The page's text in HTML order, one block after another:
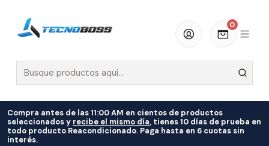
0
Compra antes de las 11:00 AM en cientos de productos
seleccionados y recibe el mismo día, tienes 10 días de prueba en
todo producto Reacondicionado. Paga hasta en 6 cuotas sin
interés.